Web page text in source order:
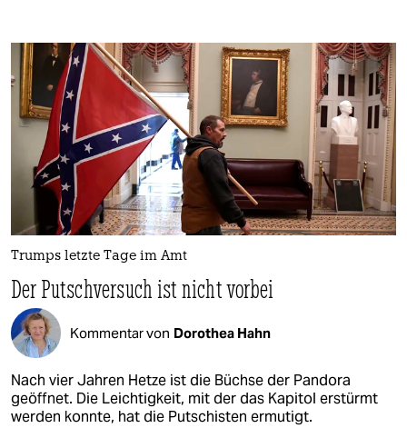
Trumps letzte Tage im Amt
Der Putschversuch ist nicht vorbei
Kommentar von Dorothea Hahn
Nach vier Jahren Hetze ist die Büchse der Pandora
geöffnet. Die Leichtigkeit, mit der das Kapitol erstürmt
werden konnte, hat die Putschisten ermutigt.